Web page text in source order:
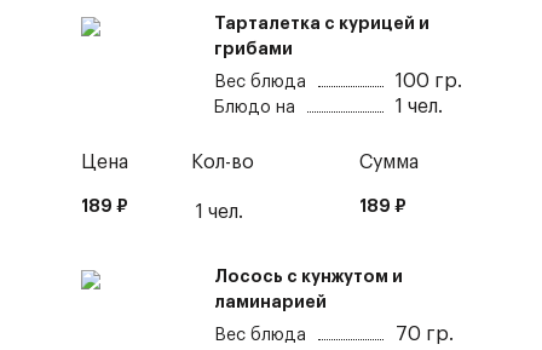
Тарталетка с курицей и
грибами
Вес блюда
100 гр.
Блюдо на 1 чел.
Цена
189 ₽
Кол-во
1 чел.
Сумма
189 ₽
Лосось с кунжутом и
ламинарией
Вес блюда
70 гр.